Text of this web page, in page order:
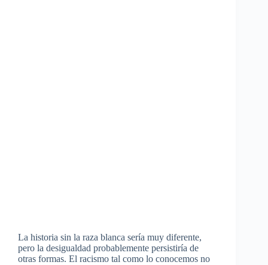
La historia sin la raza blanca sería muy diferente,
pero la desigualdad probablemente persistiría de
otras formas. El racismo tal como lo conocemos no